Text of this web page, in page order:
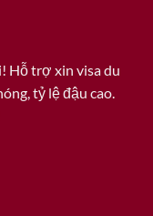
Hỗ trợ xin visa du
tỷ lệ đậu cao.